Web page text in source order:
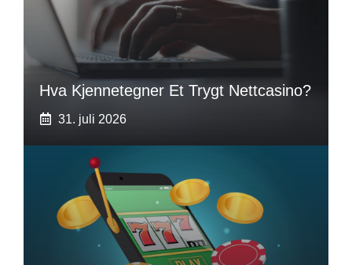
Hva Kjennetegner Et Trygt Nettcasino?
31. juli 2026